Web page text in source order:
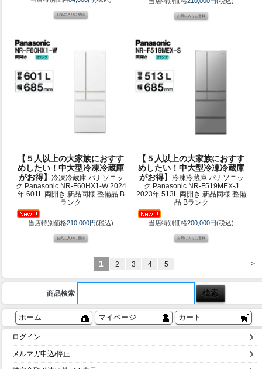
【５人以上の大家族におすす
めしたい！中大型冷凍冷蔵庫
がお得】
冷凍冷蔵庫 パナソニッ
ク Panasonic NR-F60HX1-W 2024
年 601L 両開き 新品同様 整備品 B
ランク
当店特別価格210,000円(税込)
【５人以上の大家族におすす
めしたい！中大型冷凍冷蔵庫
がお得】 冷凍冷蔵庫 パナソニッ
ク Panasonic NR-F519MEX-J
2023年 513L 両開き 新品同様 整備
品 Bランク
当店特別価格200,000円(税込)
>
1 2 3 4 5
商品検索
ホーム マイページ カート
ログイン
メルマガ申込/停止